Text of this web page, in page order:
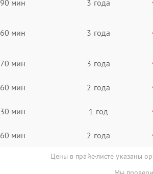
90 мин 3 года
60 мин 3 года
70 мин 3 года
60 мин 2 года
30 мин 1 год
60 мин 2 года
Цены в прайс-листе указаны